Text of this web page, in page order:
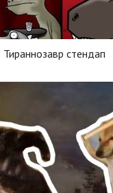
Тираннозавр стендап